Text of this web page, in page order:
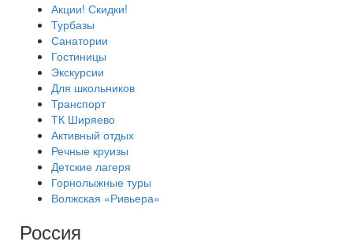
Акции! Скидки!
Турбазы
Санатории
Гостиницы
Экскурсии
Для школьников
Транспорт
ТК Ширяево
Активный отдых
Речные круизы
Детские лагеря
Горнолыжные туры
Волжская «Ривьера»
Россия